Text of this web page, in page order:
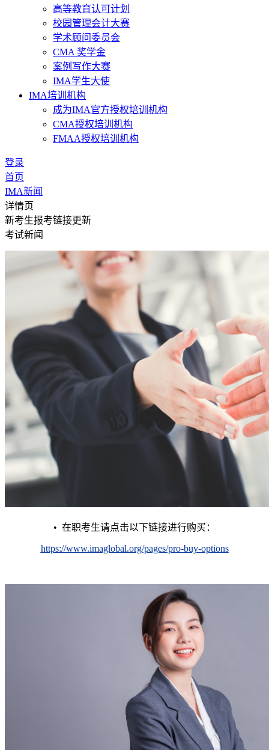
高等教育认可计划
校园管理会计大赛
学术顾问委员会
CMA 奖学金
案例写作大赛
IMA学生大使
IMA培训机构
成为IMA官方授权培训机构
CMA授权培训机构
FMAA授权培训机构
登录
首页
IMA新闻
详情页
新考生报考链接更新
考试新闻
• 在职考生请点击以下链接进行购买：
https://www.imaglobal.org/pages/pro-buy-options